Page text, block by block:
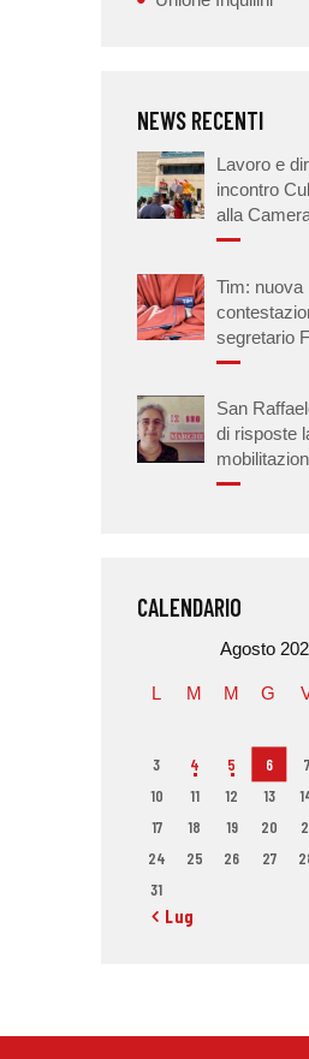
NEWS RECENTI
Lavoro e
incontro
alla
Tim: nuova
segretario
San
di risposte
CALENDARIO
Agosto
L M M G
3
4 5 6 7
10
11 12 13
17
18 19 20
24
25 26 27
31
« Lug